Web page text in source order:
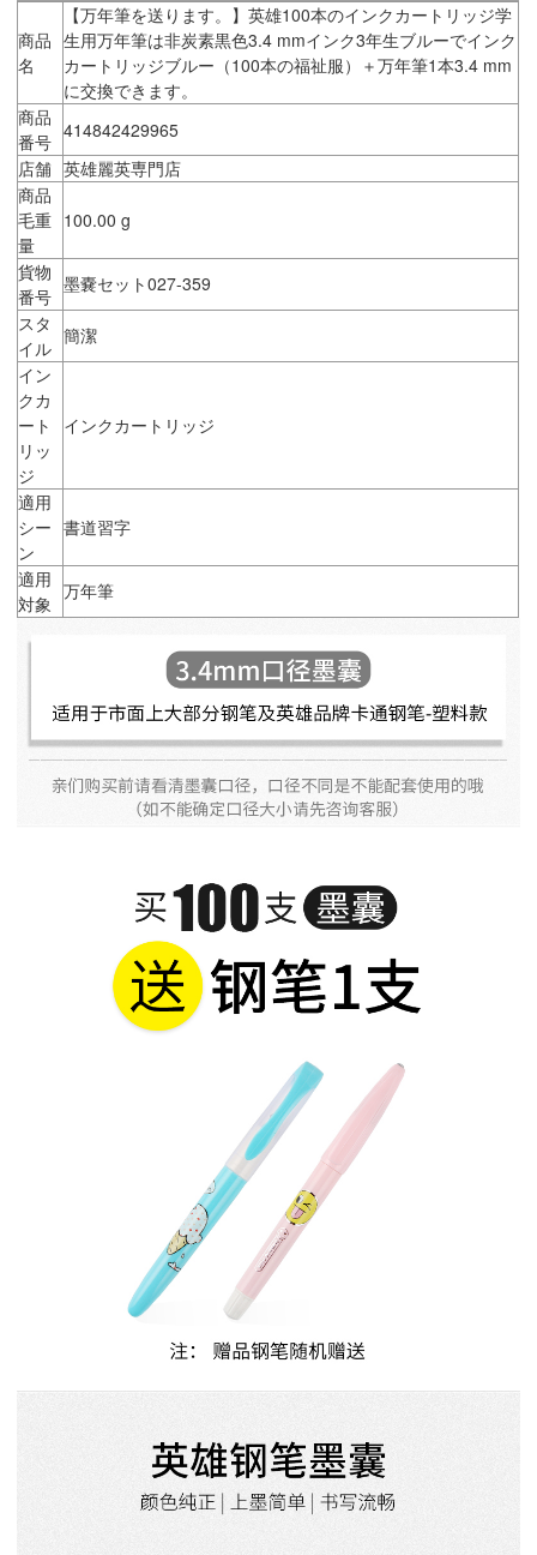
商品
名
【万年筆を送ります。】英雄100本のインクカートリッジ学
生用万年筆は非炭素黒色3.4 mmインク3年生ブルーでインク
カートリッジブルー（100本の福祉服）＋万年筆1本3.4 mm
に交換できます。
商品
番号 414842429965
店舗 英雄麗英専門店
商品
毛重
量
100.00 g
貨物
番号
墨嚢セット027-359
スタ
イル
簡潔
イン
クカ
ート
リッ
ジ
インクカートリッジ
適用
シー
ン
書道習字
適用
対象
万年筆